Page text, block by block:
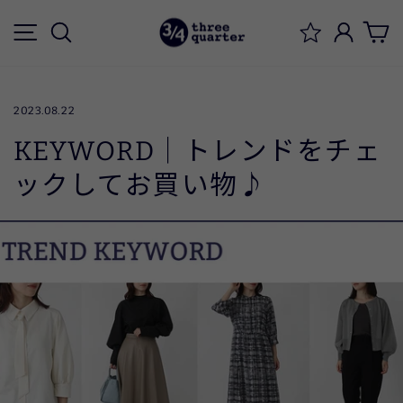
キ
す
メニュー ログイ
2023.08.22
KEYWORD｜トレンドをチェ
ックしてお買い物♪